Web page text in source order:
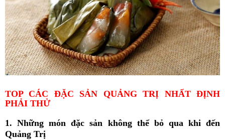
TOP CÁC ĐẶC SẢN QUẢNG TRỊ NHẤT ĐỊNH
PHẢI THỬ
1. Những món đặc sản không thể bỏ qua khi đến
Quảng Trị